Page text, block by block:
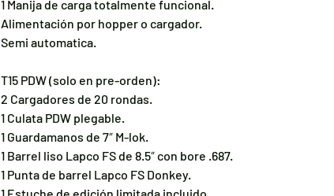
1 Manija de carga totalmente funcional.
Alimentación por hopper o cargador.
Semi automatica.
T15 PDW (solo en pre-orden):
2 Cargadores de 20 rondas.
1 Culata PDW plegable.
1 Guardamanos de 7″ M-lok.
1 Barrel liso Lapco FS de 8.5″ con bore .687.
1 Punta de barrel Lapco FS Donkey.